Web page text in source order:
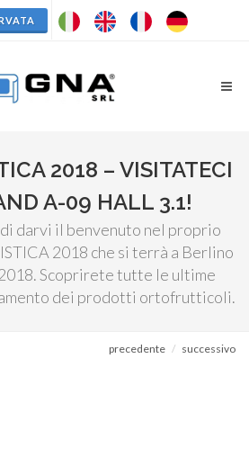
2018 – VISITATECI
A-09 HALL 3.1!
darvi il benvenuto nel proprio
2018 che si terrà a Berlino
Scoprirete tutte le ultime
dei prodotti ortofrutticoli.
precedente successivo